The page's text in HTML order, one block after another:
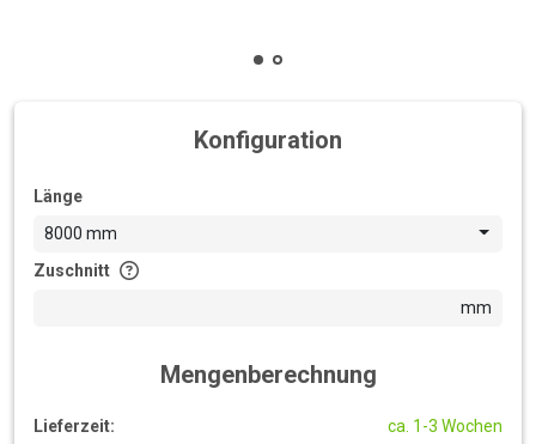
Konfiguration
Länge
8000 mm
Zuschnitt
mm
Mengenberechnung
Lieferzeit: ca. 1-3 Wochen